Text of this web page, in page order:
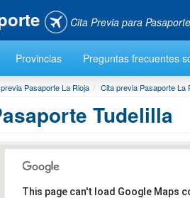
Cita Previa para
Provincias Preguntas frecuentes
Pasaporte La Rioja Cita previa Pasaporte La
Tudelilla
This page can't load Google Maps